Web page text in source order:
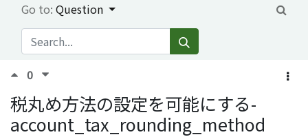
Go to: Question
0
税丸め方法の設定を可能にする-
account_tax_rounding_method